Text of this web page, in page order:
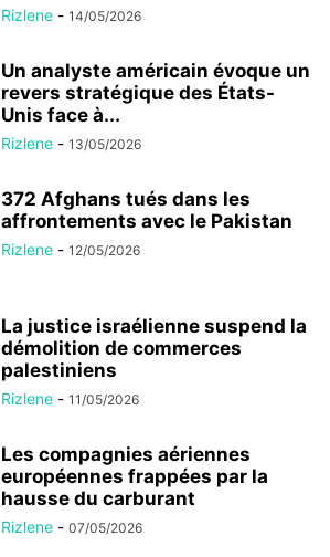
Rizlene - 14/05/2026
Un analyste américain évoque un
revers stratégique des États-
Unis face à...
Rizlene - 13/05/2026
372 Afghans tués dans les
affrontements avec le Pakistan
Rizlene - 12/05/2026
La justice israélienne suspend la
démolition de commerces
palestiniens
Rizlene - 11/05/2026
Les compagnies aériennes
européennes frappées par la
hausse du carburant
Rizlene - 07/05/2026